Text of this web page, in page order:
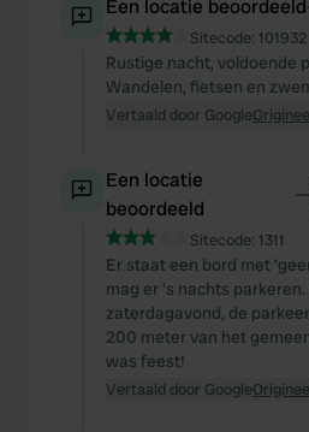
We also share information about
our social media, advertising
may combine it with other
provided to them or that they’ve
of their services.
Een locatie beoordeeld
Sitecode: 101932
Rustige nacht, voldoende
Wandelen, fietsen en
Vertaald door Google
Een locatie
beoordeeld
—
Sitecode: 1311
Er staat een bord met
mag er 's nachts
zaterdagavond, de
200 meter van het
was feest!
Vertaald door Google